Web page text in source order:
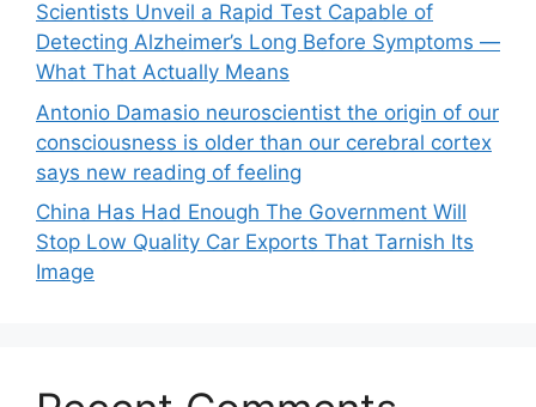
Scientists Unveil a Rapid Test Capable of
Detecting Alzheimer’s Long Before Symptoms —
What That Actually Means
Antonio Damasio neuroscientist the origin of our
consciousness is older than our cerebral cortex
says new reading of feeling
China Has Had Enough The Government Will
Stop Low Quality Car Exports That Tarnish Its
Image